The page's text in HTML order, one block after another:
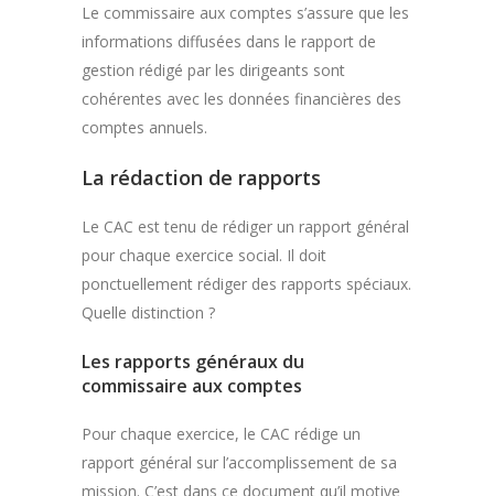
Le commissaire aux comptes s’assure que les
informations diffusées dans le rapport de
gestion rédigé par les dirigeants sont
cohérentes avec les données financières des
comptes annuels.
La rédaction de rapports
Le CAC est tenu de rédiger un rapport général
pour chaque exercice social. Il doit
ponctuellement rédiger des rapports spéciaux.
Quelle distinction ?
Les rapports généraux du
commissaire aux comptes
Pour chaque exercice, le CAC rédige un
rapport général sur l’accomplissement de sa
mission. C’est dans ce document qu’il motive